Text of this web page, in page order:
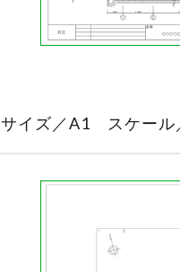
サイズ／A1 スケー